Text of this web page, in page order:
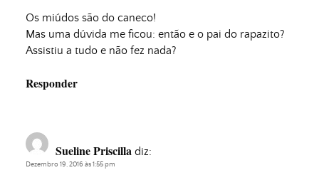
Os miúdos são do caneco!
Mas uma dúvida me ficou: então e o pai do rapazito?
Assistiu a tudo e não fez nada?
Responder
Sueline Priscilla diz:
Dezembro 19, 2016 às 1:55 pm